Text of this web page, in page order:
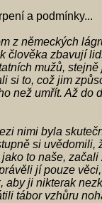
a podmínky...
z německých
člověka zbavují
mužů,
si to, což jim
než umřít. Až
nimi byla
si
to naše,
jí pouze
ji nikterak
tábor vzhůru